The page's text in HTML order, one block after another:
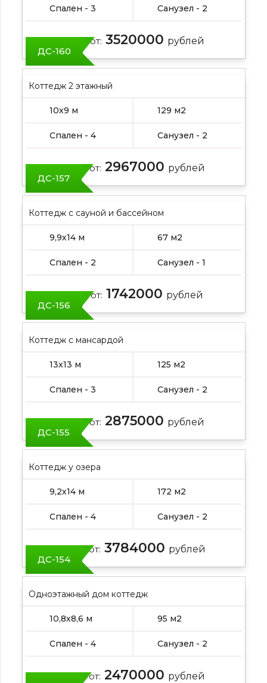
Спален - 3 Санузел - 2
Цена от: 3520000 рублей
ДС-160
Коттедж 2 этажный
10х9 м 129 м2
Спален - 4 Санузел - 2
Цена от: 2967000 рублей
ДС-157
Коттедж с сауной и бассейном
9,9х14 м 67 м2
Спален - 2 Санузел - 1
Цена от: 1742000 рублей
ДС-156
Коттедж с мансардой
13х13 м 125 м2
Спален - 3 Санузел - 2
Цена от: 2875000 рублей
ДС-155
Коттедж у озера
9,2х14 м 172 м2
Спален - 4 Санузел - 2
Цена от: 3784000 рублей
ДС-154
Одноэтажный дом коттедж
10,8х8,6 м 95 м2
Спален - 4 Санузел - 2
Цена от: 2470000 рублей